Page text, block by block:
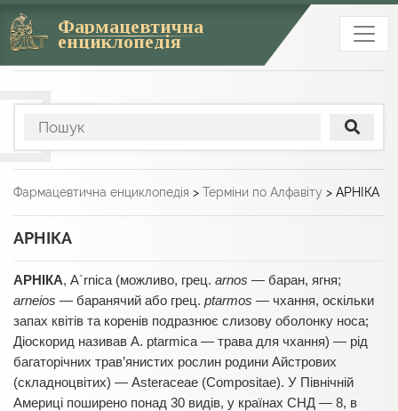
Фармацевтична
енциклопедія
Фармацевтична енциклопедія > Терміни по Алфавіту > АРНІКА
АРНІКА
AРНІКА, А´rnica (можливо, грец. arnos — баран, ягня;
arnеіos — баранячий або грец. ptarmos — чхання, оскільки
запах квітів та коренів подразнює слизову оболонку носа;
Діоскорид називав А. ptarmica — трава для чхання) — рід
багаторічних трав’янистих рослин родини Айстрових
(складноцвітих) — Asteraceae (Compositae). У Північній
Америці поширено понад 30 видів, у країнах СНД — 8, в